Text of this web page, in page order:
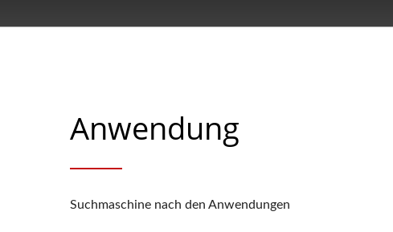
Anwendung
Suchmaschine nach den Anwendungen